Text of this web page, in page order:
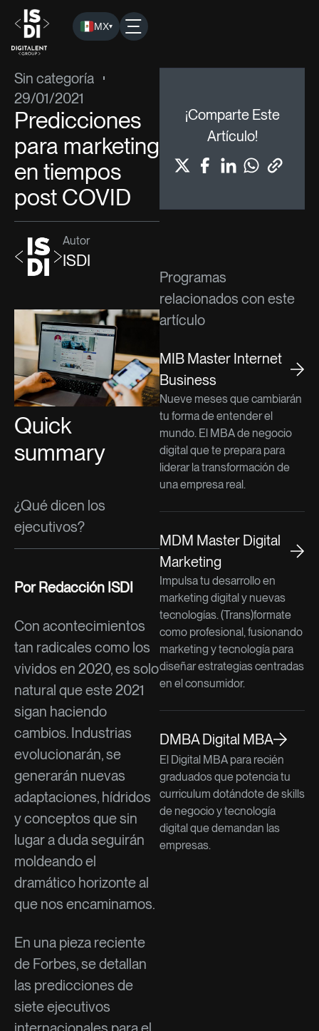
MX▾
ISDI›Blog
Sin categoría
29/01/2021
Predicciones
para marketing
en tiempos
post COVID
Autor
ISDI
Quick
summary
¿Qué dicen los
ejecutivos?
Por Redacción ISDI
Con acontecimientos
tan radicales como los
vividos en 2020, es solo
natural que este 2021
sigan haciendo
cambios. Industrias
evolucionarán, se
generarán nuevas
adaptaciones, hídridos
y conceptos que sin
lugar a duda seguirán
moldeando el
dramático horizonte al
que nos encaminamos.
En una pieza reciente
de Forbes, se detallan
las predicciones de
siete ejecutivos
¡Comparte Este
Artículo!
Programas
relacionados con este
artículo
MIB Master Internet
Business
Nueve meses que cambiarán
tu forma de entender el
mundo. El MBA de negocio
digital que te prepara para
liderar la transformación de
una empresa real.
MDM Master Digital
Marketing
Impulsa tu desarrollo en
marketing digital y nuevas
tecnologías. (Trans)formate
como profesional, fusionando
marketing y tecnología para
diseñar estrategias centradas
en el consumidor.
DMBA Digital MBA
El Digital MBA para recién
graduados que potencia tu
curriculum dotándote de skills
de negocio y tecnología
digital que demandan las
empresas.